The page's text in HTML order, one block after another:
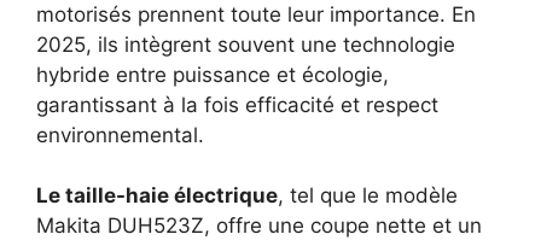
motorisés prennent toute leur importance. En
2025, ils intègrent souvent une technologie
hybride entre puissance et écologie,
garantissant à la fois efficacité et respect
environnemental.
Le taille-haie électrique, tel que le modèle
Makita DUH523Z, offre une coupe nette et un